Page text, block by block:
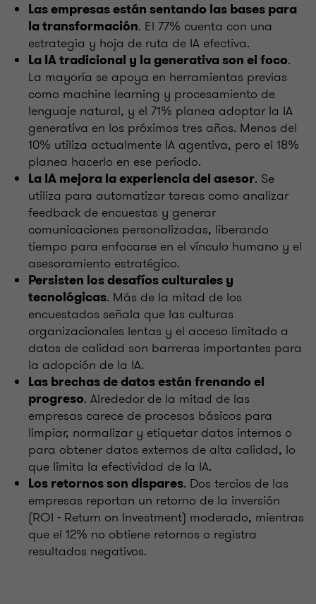
Las empresas están sentando las bases para
la transformación. El 77% cuenta con una
estrategia y hoja de ruta de IA efectiva.
La IA tradicional y la generativa son el foco.
La mayoría se apoya en herramientas previas
como machine learning y procesamiento de
lenguaje natural, y el 71% planea adoptar la IA
generativa en los próximos tres años. Menos del
10% utiliza actualmente IA agentiva, pero el 18%
planea hacerlo en ese período.
La IA mejora la experiencia del asesor. Se
utiliza para automatizar tareas como analizar
feedback de encuestas y generar
comunicaciones personalizadas, liberando
tiempo para enfocarse en el vínculo humano y el
asesoramiento estratégico.
Persisten los desafíos culturales y
tecnológicas. Más de la mitad de los
encuestados señala que las culturas
organizacionales lentas y el acceso limitado a
datos de calidad son barreras importantes para
la adopción de la IA.
Las brechas de datos están frenando el
progreso. Alrededor de la mitad de las
empresas carece de procesos básicos para
limpiar, normalizar y etiquetar datos internos o
para obtener datos externos de alta calidad, lo
que limita la efectividad de la IA.
Los retornos son dispares. Dos tercios de las
empresas reportan un retorno de la inversión
(ROI - Return on Investment) moderado, mientras
que el 12% no obtiene retornos o registra
resultados negativos.